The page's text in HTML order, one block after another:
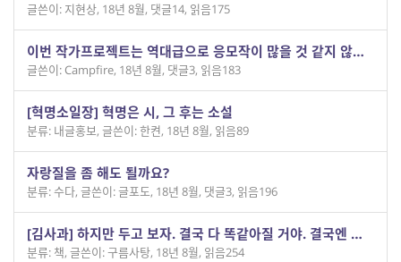
글쓴이: 지현상, 18년 8월, 댓글14, 읽음175
이번 작가프로젝트는 역대급으로 응모작이 많을 것 같지 않나요
글쓴이: Campfire, 18년 8월, 댓글3, 읽음183
[혁명소일장] 혁명은 시, 그 후는 소설
분류: 내글홍보, 글쓴이: 한켠, 18년 8월, 읽음89
자랑질을 좀 해도 될까요?
분류: 수다, 글쓴이: 글포도, 18년 8월, 댓글3, 읽음196
[김사과] 하지만 두고 보자. 결국 다 똑같아질 거야. 결국엔 모두 다 똑같이 좆같아진다.
분류: 책, 글쓴이: 구름사탕, 18년 8월, 읽음254